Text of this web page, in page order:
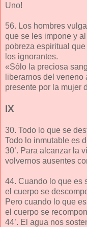
Uno!
56. Los hombres
que se les impone y
pobreza espiritual
los ignorantes.
«Sólo la preciosa
liberarnos del
presente por la mujer
IX
30. Todo lo que se
Todo lo inmutable es
30’. Para alcanzar la
volvernos ausentes
44. Cuando lo que es
el cuerpo se
Pero cuando lo que
el cuerpo se
44’. El agua nos